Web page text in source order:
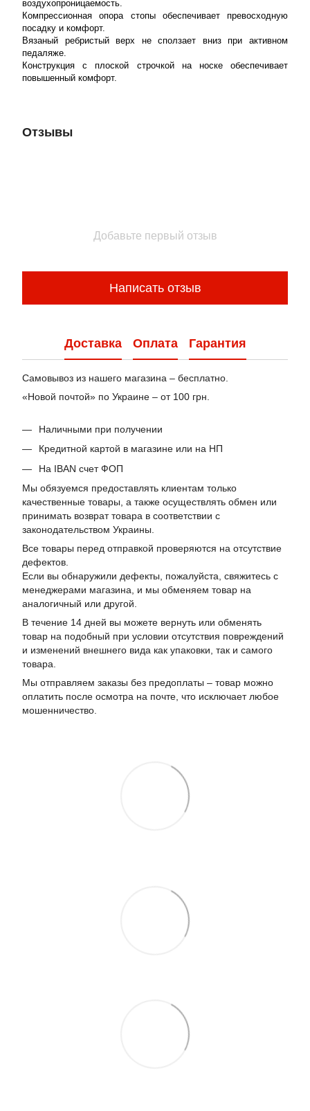
воздухопроницаемость.
Компрессионная опора стопы обеспечивает превосходную
посадку и комфорт.
Вязаный ребристый верх не сползает вниз при активном
педаляже.
Конструкция с плоской строчкой на носке обеспечивает
повышенный комфорт.
Отзывы
Добавьте первый отзыв
Написать отзыв
Доставка Оплата Гарантия
Самовывоз из нашего магазина – бесплатно.
«Новой почтой» по Украине – от 100 грн.
Наличными при получении
Кредитной картой в магазине или на НП
На IBAN счет ФОП
Мы обязуемся предоставлять клиентам только
качественные товары, а также осуществлять обмен или
принимать возврат товара в соответствии с
законодательством Украины.
Все товары перед отправкой проверяются на отсутствие
дефектов.
Если вы обнаружили дефекты, пожалуйста, свяжитесь с
менеджерами магазина, и мы обменяем товар на
аналогичный или другой.
В течение 14 дней вы можете вернуть или обменять
товар на подобный при условии отсутствия повреждений
и изменений внешнего вида как упаковки, так и самого
товара.
Мы отправляем заказы без предоплаты – товар можно
оплатить после осмотра на почте, что исключает любое
мошенничество.